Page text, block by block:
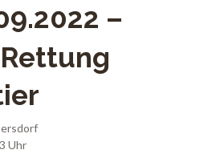
–
Uhr